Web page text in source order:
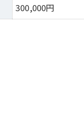
300,000円